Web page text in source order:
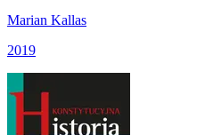
Marian Kallas
2019